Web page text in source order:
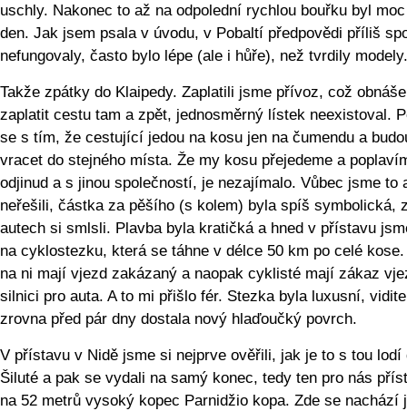
uschly. Nakonec to až na odpolední rychlou bouřku byl
den. Jak jsem psala v úvodu, v Pobaltí předpovědi příliš
nefungovaly, často bylo lépe (ale i hůře), než tvrdily modely.
Takže zpátky do Klaipedy. Zaplatili jsme přívoz, což
zaplatit cestu tam a zpět, jednosměrný lístek neexistoval.
se s tím, že cestující jedou na kosu jen na čumendu a
vracet do stejného místa. Že my kosu přejedeme a
odjinud a s jinou společností, je nezajímalo. Vůbec jsme to
neřešili, částka za pěšího (s kolem) byla spíš symbolická,
autech si smlsli. Plavba byla kratičká a hned v přístavu
na cyklostezku, která se táhne v délce 50 km po celé kose.
na ni mají vjezd zakázaný a naopak cyklisté mají zákaz
silnici pro auta. A to mi přišlo fér. Stezka byla luxusní,
zrovna před pár dny dostala nový hlaďoučký povrch.
V přístavu v Nidě jsme si nejprve ověřili, jak je to s tou lodí
Šiluté a pak se vydali na samý konec, tedy ten pro nás
na 52 metrů vysoký kopec Parnidžio kopa. Zde se nachází